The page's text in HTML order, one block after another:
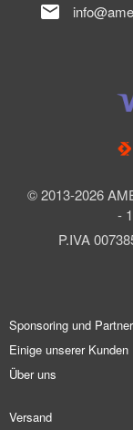
© 2013-2026
-
P.IVA
mail
Sponsoring und
Einige unserer Kunden
Über uns
Versand